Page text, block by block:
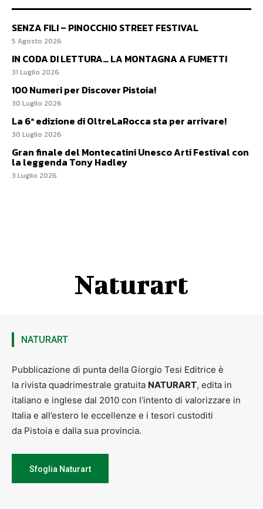
SENZA FILI – PINOCCHIO STREET FESTIVAL
5 Agosto 2026
IN CODA DI LETTURA… LA MONTAGNA A FUMETTI
31 Luglio 2026
100 Numeri per Discover Pistoia!
30 Luglio 2026
La 6ª edizione di OltreLaRocca sta per arrivare!
30 Luglio 2026
Gran finale del Montecatini Unesco Arti Festival con
la leggenda Tony Hadley
3 Luglio 2026
Naturart
NATURART
Pubblicazione di punta della Giorgio Tesi Editrice è
la rivista quadrimestrale gratuita NATURART, edita in
italiano e inglese dal 2010 con l’intento di valorizzare in
Italia e all’estero le eccellenze e i tesori custoditi
da Pistoia e dalla sua provincia.
Sfoglia Naturart